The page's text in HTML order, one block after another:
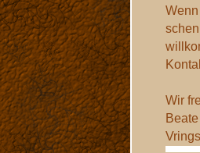
Wir